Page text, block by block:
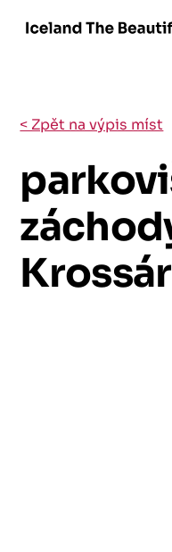
< Zpět na výpis míst